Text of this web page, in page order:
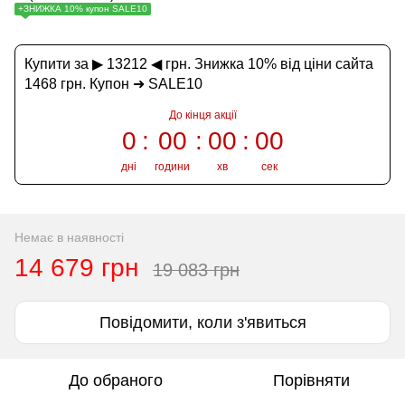
+ЗНИЖКА 10% купон SALE10
Купити за ▶ 13212 ◀ грн. Знижка 10% від ціни сайта
1468 грн. Купон ➜ SALE10
До кінця акції
0
дні
00
години
00
хв
00
сек
Немає в наявності
14 679 грн 19 083 грн
Повідомити, коли з'явиться
До обраного Порівняти